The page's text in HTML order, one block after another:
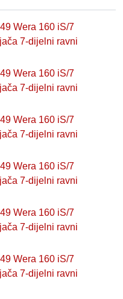
Wera 160 iS/7
7-dijelni ravni
Wera 160 iS/7
7-dijelni ravni
Wera 160 iS/7
7-dijelni ravni
Wera 160 iS/7
7-dijelni ravni
Wera 160 iS/7
7-dijelni ravni
Wera 160 iS/7
7-dijelni ravni